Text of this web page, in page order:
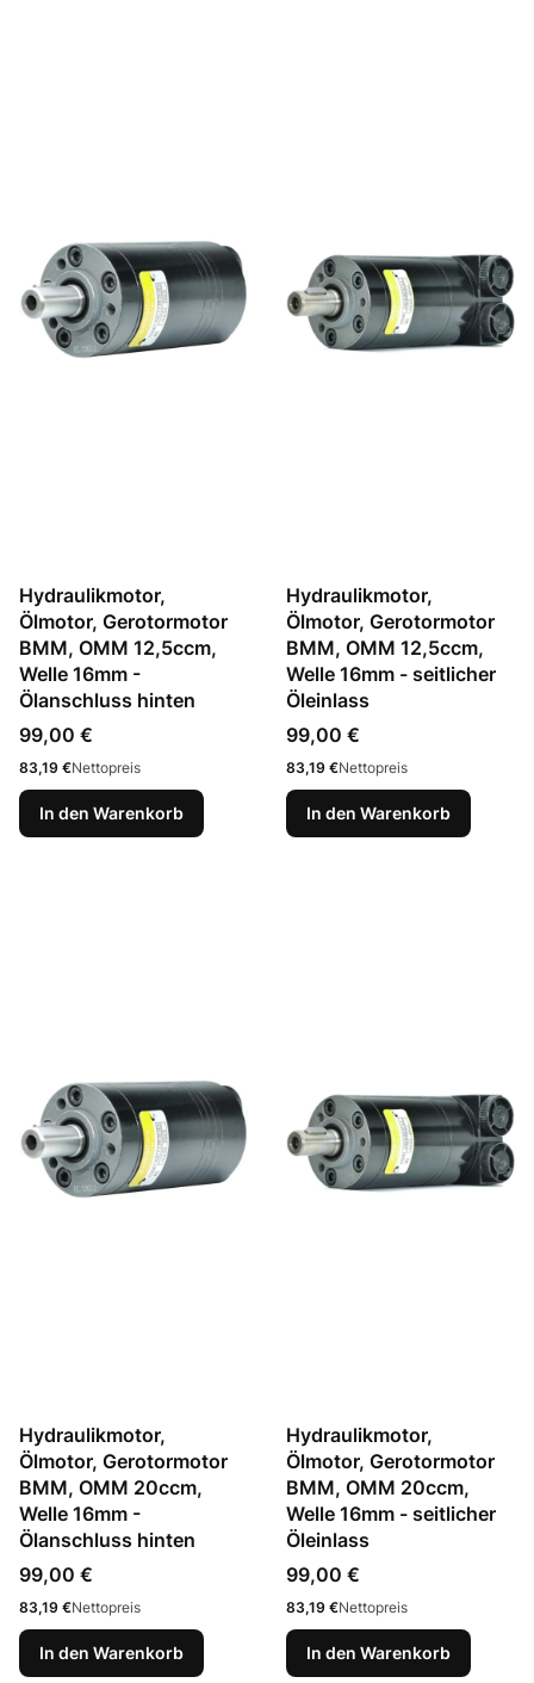
Hydraulikmotor,
Ölmotor, Gerotormotor
BMM, OMM 12,5ccm,
Welle 16mm -
Ölanschluss hinten
Preis
99,00 €
Preis
83,19 €Nettopreis
In den Warenkorb
Hydraulikmotor,
Ölmotor, Gerotormotor
BMM, OMM 12,5ccm,
Welle 16mm - seitlicher
Öleinlass
Preis
99,00 €
Preis
83,19 €Nettopreis
In den Warenkorb
Hydraulikmotor,
Ölmotor, Gerotormotor
BMM, OMM 20ccm,
Welle 16mm -
Ölanschluss hinten
Preis
99,00 €
Preis
83,19 €Nettopreis
In den Warenkorb
Hydraulikmotor,
Ölmotor, Gerotormotor
BMM, OMM 20ccm,
Welle 16mm - seitlicher
Öleinlass
Preis
99,00 €
Preis
83,19 €Nettopreis
In den Warenkorb